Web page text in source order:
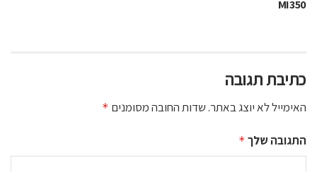
MI350
כתיבת תגובה
האימייל לא יוצג באתר.שדות החובה מסומנים *
התגובה שלך *